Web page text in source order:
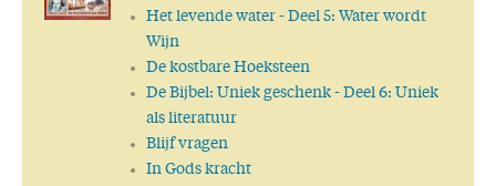
Deel 16: Loutering van Israel
Deel 17: Christus' wederkomst (14:1-7)
Deel 18: Het koningschap van de HEERE (14:8-21)
Het levende water- Deel 5: Water wordt
Wijn
De kostbare Hoeksteen
De Bijbel: Uniek geschenk- Deel 6: Uniek
als literatuur
Blijf vragen
In Gods kracht